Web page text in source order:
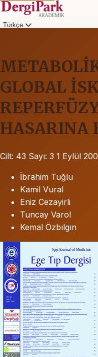
Türkçe
GLOBAL
HASARINA
Cilt: 43 Sayı: 3 1 Eylül
İbrahim Tuğlu
Kamil Vural
Eniz Cezayirli
Tuncay Varol
Kemal Özbılgın